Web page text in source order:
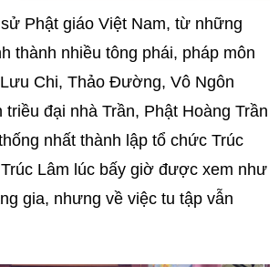
Phật giáo Việt Nam, từ những
thành nhiều tông phái, pháp môn
Chi, Thảo Đường, Vô Ngôn
triều đại nhà Trần, Phật Hoàng Trần
nhất thành lập tổ chức Trúc
Lâm lúc bấy giờ được xem như
gia, nhưng về việc tu tập vẫn